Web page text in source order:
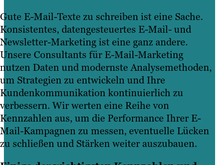
Gute E-Mail-Texte zu schreiben ist eine Sache.
Konsistentes, datengesteuertes E-Mail- und
Newsletter-Marketing ist eine ganz andere.
Unsere Consultants für E-Mail-Marketing
nutzen Daten und modernste Analysemethoden,
um Strategien zu entwickeln und Ihre
Kundenkommunikation kontinuierlich zu
verbessern. Wir werten eine Reihe von
Kennzahlen aus, um die Performance Ihrer E-
Mail-Kampagnen zu messen, eventuelle Lücken
zu schließen und Stärken weiter auszubauen.